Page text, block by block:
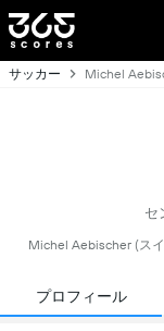
サッカー Michel
セ
Michel Aebischer (ス
プロフィール